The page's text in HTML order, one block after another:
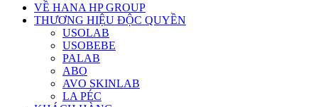
VỀ HANA HP GROUP
THƯƠNG HIỆU ĐỘC QUYỀN
USOLAB
USOBEBE
PALAB
ABO
AVO SKINLAB
LA PÉC